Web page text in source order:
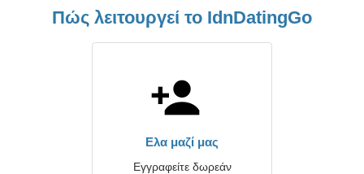
Πώς λειτουργεί το IdnDatingGo
Ελα μαζί μας
Εγγραφείτε δωρεάν